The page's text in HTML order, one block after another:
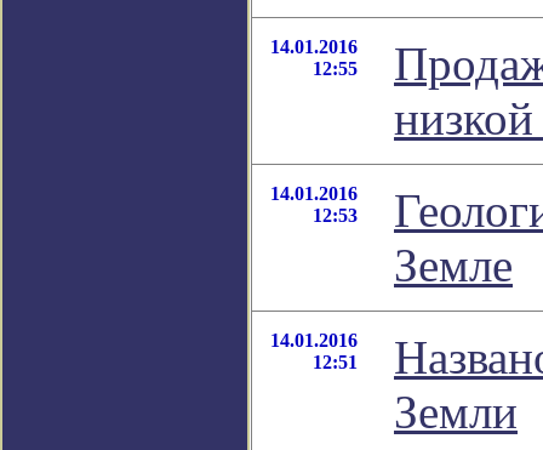
14.01.2016
12:55
14.01.2016
12:53
Земле
14.01.2016
12:51
Земли